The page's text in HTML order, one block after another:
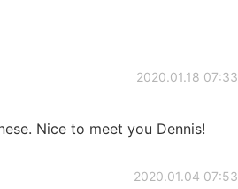
2020.01.18 07:33
Nice to meet you Dennis!
2020.01.04 07:53